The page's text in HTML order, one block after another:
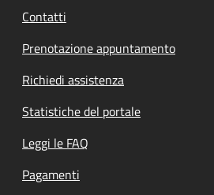
Contatti
Prenotazione appuntamento
Richiedi assistenza
Statistiche del portale
Leggi le FAQ
Pagamenti